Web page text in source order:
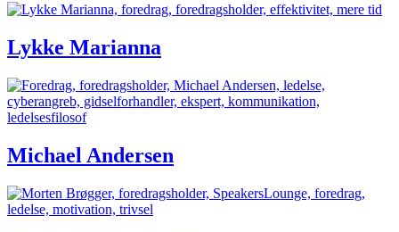
Lykke Marianna
Michael Andersen